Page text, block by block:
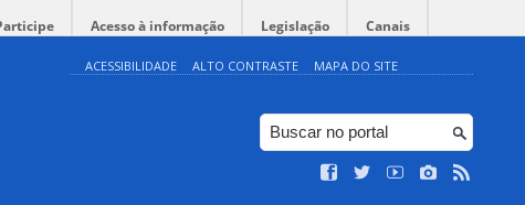
Acesso à informação Legislação Canais
ACESSIBILIDADE ALTO CONTRASTE MAPA DO SITE